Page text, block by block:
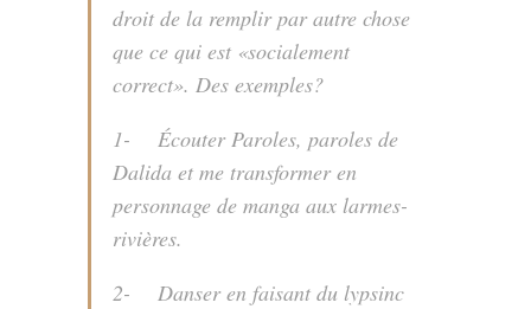
droit de la remplir par autre chose
que ce qui est «socialement
correct». Des exemples?
1- Écouter Paroles, paroles de
Dalida et me transformer en
personnage de manga aux larmes-
rivières.
2- Danser en faisant du lypsinc